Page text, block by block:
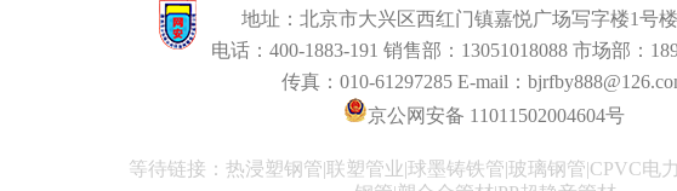
地址：北京市大兴区西红门镇嘉悦广场写字楼1号
电话：400-1883-191 销售部：13051018088 市场部：
传真：010-61297285 E-mail：
京公网安备 11011502004604号
等待链接：热浸塑钢管|联塑管业|球墨铸铁管|玻璃钢管|CPVC电